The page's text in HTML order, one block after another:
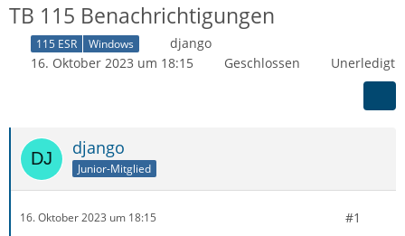
TB 115 Benachrichtigungen
115 ESR Windows
django
16. Oktober 2023 um 18:15
Geschlossen Unerledigt
django
Junior-Mitglied
16. Oktober 2023 um 18:15 #1